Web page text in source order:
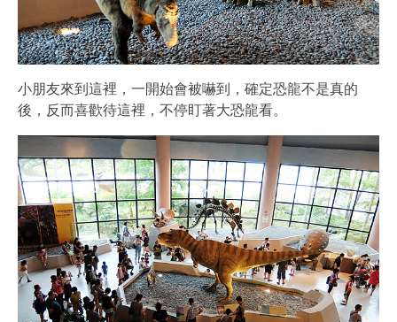
小朋友來到這裡，一開始會被嚇到，確定恐龍不是真的
後，反而喜歡待這裡，不停盯著大恐龍看。